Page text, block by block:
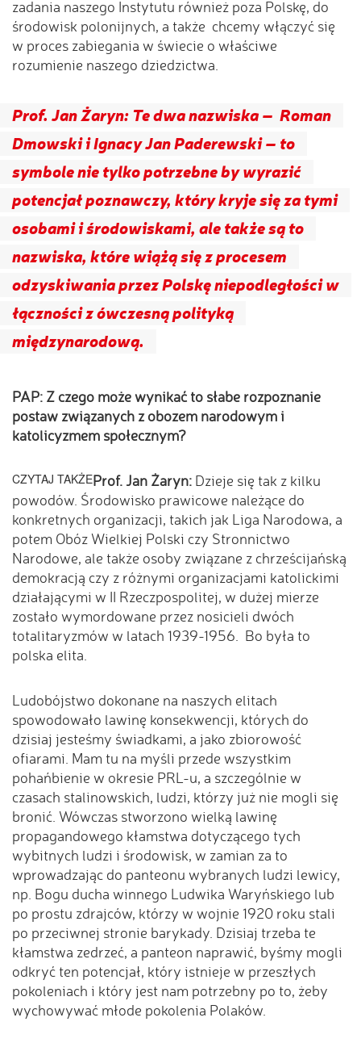
zadania naszego Instytutu również poza Polskę, do
środowisk polonijnych, a także chcemy włączyć się
w proces zabiegania w świecie o właściwe
rozumienie naszego dziedzictwa.
Prof. Jan Żaryn: Te dwa nazwiska – Roman
Dmowski i Ignacy Jan Paderewski – to
symbole nie tylko potrzebne by wyrazić
potencjał poznawczy, który kryje się za tymi
osobami i środowiskami, ale także są to
nazwiska, które wiążą się z procesem
odzyskiwania przez Polskę niepodległości w
łączności z ówczesną polityką
międzynarodową.
PAP: Z czego może wynikać to słabe rozpoznanie
postaw związanych z obozem narodowym i
katolicyzmem społecznym?
CZYTAJ TAKŻEProf. Jan Żaryn: Dzieje się tak z kilku
powodów. Środowisko prawicowe należące do
konkretnych organizacji, takich jak Liga Narodowa, a
potem Obóz Wielkiej Polski czy Stronnictwo
Narodowe, ale także osoby związane z chrześcijańską
demokracją czy z różnymi organizacjami katolickimi
działającymi w II Rzeczpospolitej, w dużej mierze
zostało wymordowane przez nosicieli dwóch
totalitaryzmów w latach 1939-1956. Bo była to
polska elita.
Ludobójstwo dokonane na naszych elitach
spowodowało lawinę konsekwencji, których do
dzisiaj jesteśmy świadkami, a jako zbiorowość
ofiarami. Mam tu na myśli przede wszystkim
pohańbienie w okresie PRL-u, a szczególnie w
czasach stalinowskich, ludzi, którzy już nie mogli się
bronić. Wówczas stworzono wielką lawinę
propagandowego kłamstwa dotyczącego tych
wybitnych ludzi i środowisk, w zamian za to
wprowadzając do panteonu wybranych ludzi lewicy,
np. Bogu ducha winnego Ludwika Waryńskiego lub
po prostu zdrajców, którzy w wojnie 1920 roku stali
po przeciwnej stronie barykady. Dzisiaj trzeba te
kłamstwa zedrzeć, a panteon naprawić, byśmy mogli
odkryć ten potencjał, który istnieje w przeszłych
pokoleniach i który jest nam potrzebny po to, żeby
wychowywać młode pokolenia Polaków.